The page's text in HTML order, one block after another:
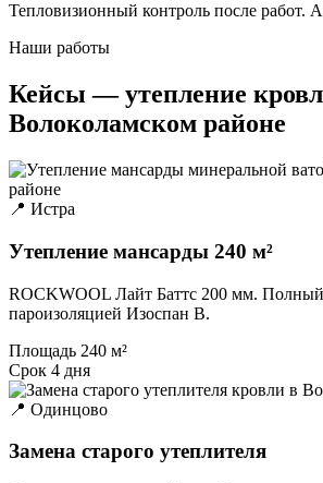
Тепловизионный контроль после работ.
Наши работы
Кейсы — утепление
Волоколамском районе
📍 Истра
Утепление мансарды 240 м²
ROCKWOOL Лайт Баттс 200 мм.
пароизоляцией Изоспан B.
Площадь 240 м²
Срок 4 дня
📍 Одинцово
Замена старого утеплителя